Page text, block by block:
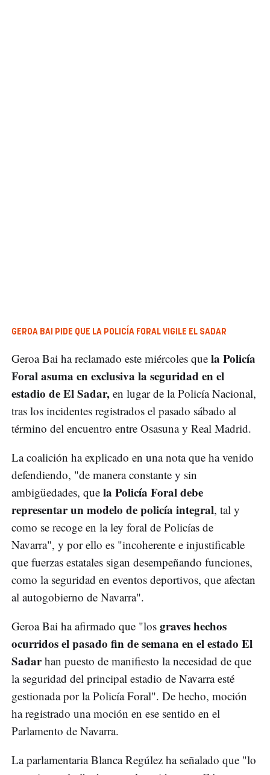
GEROA BAI PIDE QUE LA POLICÍA FORAL VIGILE EL SADAR
Geroa Bai ha reclamado este miércoles que la Policía
Foral asuma en exclusiva la seguridad en el
estadio de El Sadar, en lugar de la Policía Nacional,
tras los incidentes registrados el pasado sábado al
término del encuentro entre Osasuna y Real Madrid.
La coalición ha explicado en una nota que ha venido
defendiendo, "de manera constante y sin
ambigüedades, que la Policía Foral debe
representar un modelo de policía integral, tal y
como se recoge en la ley foral de Policías de
Navarra", y por ello es "incoherente e injustificable
que fuerzas estatales sigan desempeñando funciones,
como la seguridad en eventos deportivos, que afectan
al autogobierno de Navarra".
Geroa Bai ha afirmado que "los graves hechos
ocurridos el pasado fin de semana en el estado El
Sadarhan puesto de manifiesto la necesidad de que
la seguridad del principal estadio de Navarra esté
gestionada por la Policía Foral". De hecho, moción
ha registrado una moción en ese sentido en el
Parlamento de Navarra.
La parlamentaria Blanca Regúlez ha señalado que "lo